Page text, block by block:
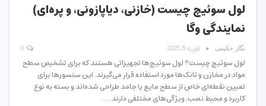
لول سوئیچ چیست (خازنی، دیاپازونی، و پره‌ای)
نمایندگی وگا
نگار حکیمی فوریه 5, 2025
لول سوئیچ چیست؟ لول سوئیچ‌ها تجهیزاتی هستند که برای تشخیص سطح
مواد در مخازن و تانک‌ها مورد استفاده قرار می‌گیرند. این سنسورها برای
تعیین نقطه‌ای خاص از سطح مایع یا جامد طراحی شده‌اند و بسته به نوع
کاربرد و محیط نصب، ویژگی‌های مختلفی دارند.…